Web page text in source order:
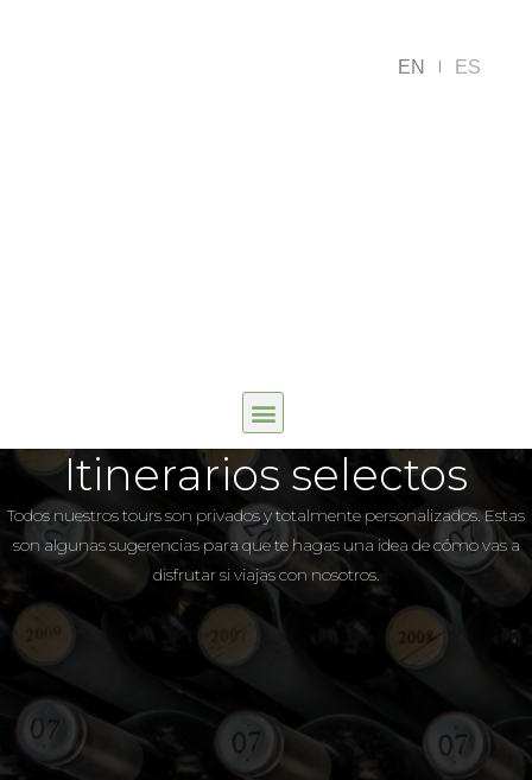
EN | ES
Itinerarios selectos
Todos nuestros tours son privados y totalmente personalizados. Estas
son algunas sugerencias para que te hagas una idea de cómo vas a
disfrutar si viajas con nosotros.